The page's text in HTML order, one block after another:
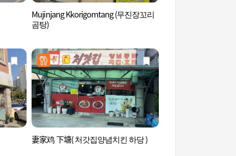
Mujinjang Kkorigomtang (무진장꼬리
곰탕)
妻家鸡 下塘( 처갓집양념치킨 하당 )